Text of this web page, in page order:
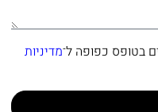
מדיניות